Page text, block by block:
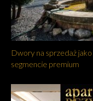
Dwory na sprzedaż
segmencie premium